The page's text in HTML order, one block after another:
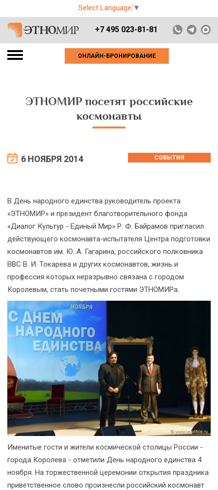
Select Language ▼
+7 495 023-81-81
ОНЛАЙН-БРОНИРОВАНИЕ
ЭТНОМИР посетят российские
космонавты
6 НОЯБРЯ 2014 СОБЫТИЯ
В День народного единства руководитель проекта
«ЭТНОМИР» и президент благотворительного фонда
«Диалог Культур - Единый Мир» Р. Ф. Байрамов пригласил
действующего космонавта-испытателя Центра подготовки
космонавтов им. Ю. А. Гагарина, российского полковника
ВВС В. И. Токарева и других космонавтов, жизнь и
профессия которых неразрывно связана с городом
Королевым, стать почетными гостями ЭТНОМИРа.
Именитые гости и жители космической столицы России -
города Королева - отметили День народного единства 4
ноября. На торжественной церемонии открытия праздника
приветственное слово произнесли российский космонавт